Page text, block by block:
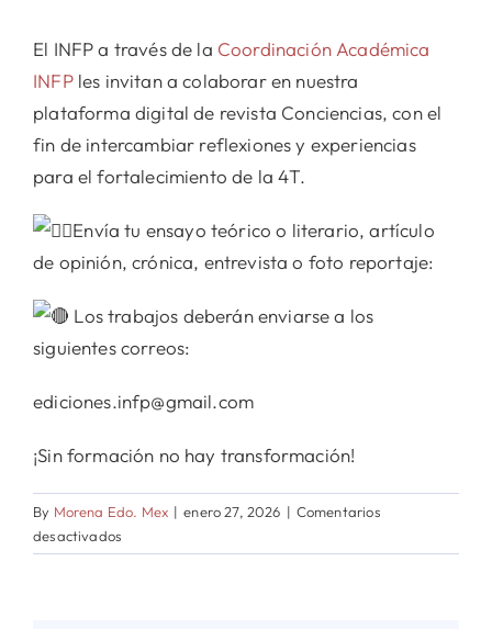
El INFP a través de la Coordinación Académica
INFPles invitan a colaborar en nuestra
plataforma digital de revista Conciencias, con el
fin de intercambiar reflexiones y experiencias
para el fortalecimiento de la 4T.
Envía tu ensayo teórico o literario, artículo
de opinión, crónica, entrevista o foto reportaje:
Los trabajos deberán enviarse a los
siguientes correos:
ediciones.infp@gmail.com
¡Sin formación no hay transformación!
By Morena Edo. Mex | enero 27, 2026 | Comentarios
desactivados
CONVOCATORIA